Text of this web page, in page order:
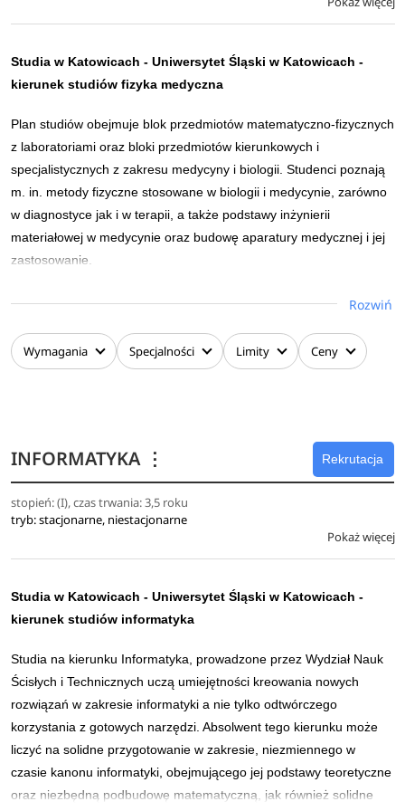
Nanofizyka i materiały mezoskopowe - modelowanie i
angielskim (specjalność Fizyka badań podstawowych i
fizyka stosowana).
Dodatkowo absolwenci specjalności Fizyka: nanofizyka i
materiały mezoskopowe - modelowanie i zastosowanie
otrzymują dwa dyplomy magisterskie: polski i francuski.
Stacjonarne studia I stopnia na kierunku Fizyka trwają 6
semestrów i kończą się zrealizowaniem pracy dyplomowej i
uzyskaniem tytułu licencjata fizyki.
kończą się zrealizowaniem pracy dyplomowej i uzyskaniem tytułu
magistrafizyki.
Studia w Katowicach -Uniwersytet Śląski w Katowicach-
kierunek studiów fizyka medyczna
Plan studiów obejmuje blok przedmiotów matematyczno-fizycznych
z laboratoriami oraz bloki przedmiotów kierunkowych i
specjalistycznych z zakresu medycyny i biologii. Studenci poznają
m. in. metody fizyczne stosowane w biologii i medycynie, zarówno
w diagnostyce jak i w terapii, a także podstawy inżynierii
materiałowej w medycynie oraz budowę aparatury medycznej i jej
zastosowanie.
Śląskiego, a także Śląskiego Uniwersytetu Medycznego,
Narodowego Instytutu Onkologii im. Marii Skłodowskiej-
Istotnym zadaniem kształcenia na kierunku Fizyka
medyczna jest przygotowanie fizyków do pracy w
zespołach interdyscyplinarnych (złożonych z lekarzy,
biologów, chemików, techników) oraz do spełniania roli
ekspertów w zakresie systemów zarządzania jakością w
zarządzania, jakością techniczną procedur obrazowych,
przygotowaniem i obsługą procedur
samodzielnego rozwijania umiejętności oraz kontynuacji
nauki na studiach drugiego stopnia Fizyki Medycznej oraz
kierunków pokrewnych.
Stacjonarne studia I stopnia na kierunku Fizyka Medyczna
trwają 7 semestrów, kończą się zrealizowaniem pracy
dyplomowej i uzyskaniem tytułu inżyniera fizyki medycznej
Rozwiń
Wymagania Specjalności Limity Ceny
INFORMATYKA ⋮ Rekrutacja
stopień: (I), czas trwania: 3,5 roku
tryb: stacjonarne, niestacjonarne
Pokaż więcej
Studia w Katowicach -Uniwersytet Śląski w Katowicach-
kierunek studiów informatyka
Studia na kierunku Informatyka, prowadzone przez Wydział Nauk
Ścisłych i Technicznych uczą umiejętności kreowania nowych
rozwiązań w zakresie informatyki a nie tylko odtwórczego
korzystania z gotowych narzędzi. Absolwent tego kierunku może
liczyć na solidne przygotowanie w zakresie, niezmiennego w
czasie kanonu informatyki, obejmującego jej podstawy teoretyczne
oraz niezbędną podbudowę matematyczną, jak również solidne